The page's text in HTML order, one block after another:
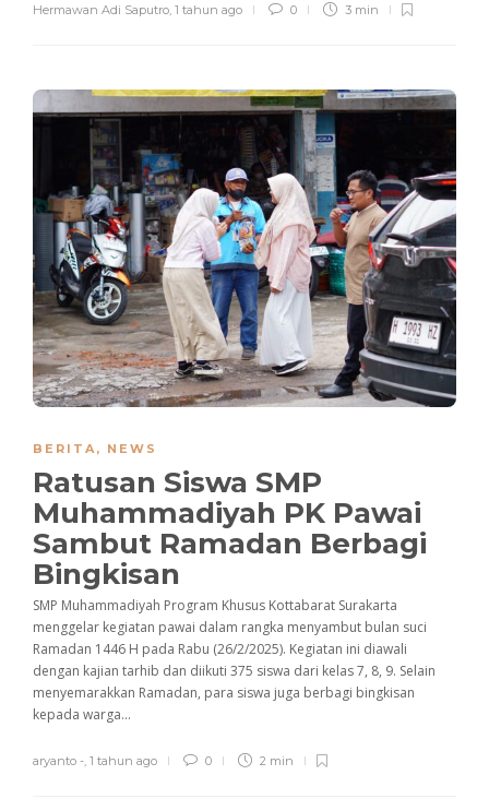
Hermawan Adi Saputro, 1 tahun ago 0 3 min
BERITA, NEWS
Ratusan Siswa SMP
Muhammadiyah PK Pawai
Sambut Ramadan Berbagi
Bingkisan
SMP Muhammadiyah Program Khusus Kottabarat Surakarta
menggelar kegiatan pawai dalam rangka menyambut bulan suci
Ramadan 1446 H pada Rabu (26/2/2025). Kegiatan ini diawali
dengan kajian tarhib dan diikuti 375 siswa dari kelas 7, 8, 9. Selain
menyemarakkan Ramadan, para siswa juga berbagi bingkisan
kepada warga...
aryanto -, 1 tahun ago 0 2 min